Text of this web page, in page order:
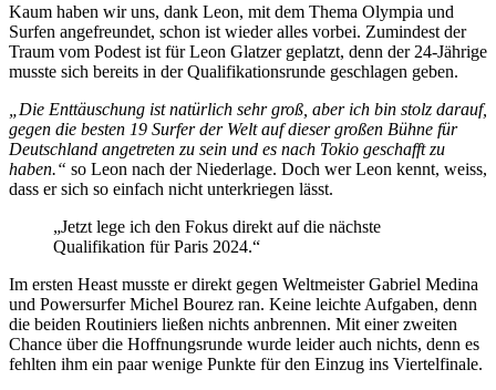
Kaum haben wir uns, dank Leon, mit dem Thema Olympia und
Surfen angefreundet, schon ist wieder alles vorbei. Zumindest der
Traum vom Podest ist für Leon Glatzer geplatzt, denn der 24-Jährige
musste sich bereits in der Qualifikationsrunde geschlagen geben.
„Die Enttäuschung ist natürlich sehr groß, aber ich bin stolz darauf,
gegen die besten 19 Surfer der Welt auf dieser großen Bühne für
Deutschland angetreten zu sein und es nach Tokio geschafft zu
haben.“ so Leon nach der Niederlage. Doch wer Leon kennt, weiss,
dass er sich so einfach nicht unterkriegen lässt.
„Jetzt lege ich den Fokus direkt auf die nächste
Qualifikation für Paris 2024.“
Im ersten Heast musste er direkt gegen Weltmeister Gabriel Medina
und Powersurfer Michel Bourez ran. Keine leichte Aufgaben, denn
die beiden Routiniers ließen nichts anbrennen. Mit einer zweiten
Chance über die Hoffnungsrunde wurde leider auch nichts, denn es
fehlten ihm ein paar wenige Punkte für den Einzug ins Viertelfinale.